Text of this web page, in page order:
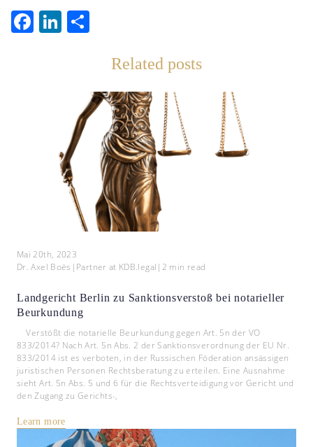
FacebookLinkedIn
Related posts
Mai 20th, 2023
Dr. Axel Boës | Partner at KDB.legal | 2 min read
Landgericht Berlin zu Sanktionsverstoß bei notarieller
Beurkundung
Verstößt die notarielle Beurkundung gegen Art. 5n der VO
833/2014? Nach Art. 5n Abs. 2 der Sanktionsverordnung der EU Nr.
833/2014 ist es verboten, in der Russischen Föderation ansässigen
juristischen Personen Rechtsberatung zu erteilen. Eine Ausnahme
sieht Art. 5n Abs. 5 und 6 für die Rechtsverteidigung vor Gericht und
den Zugang zu Gerichts-,
Learn more